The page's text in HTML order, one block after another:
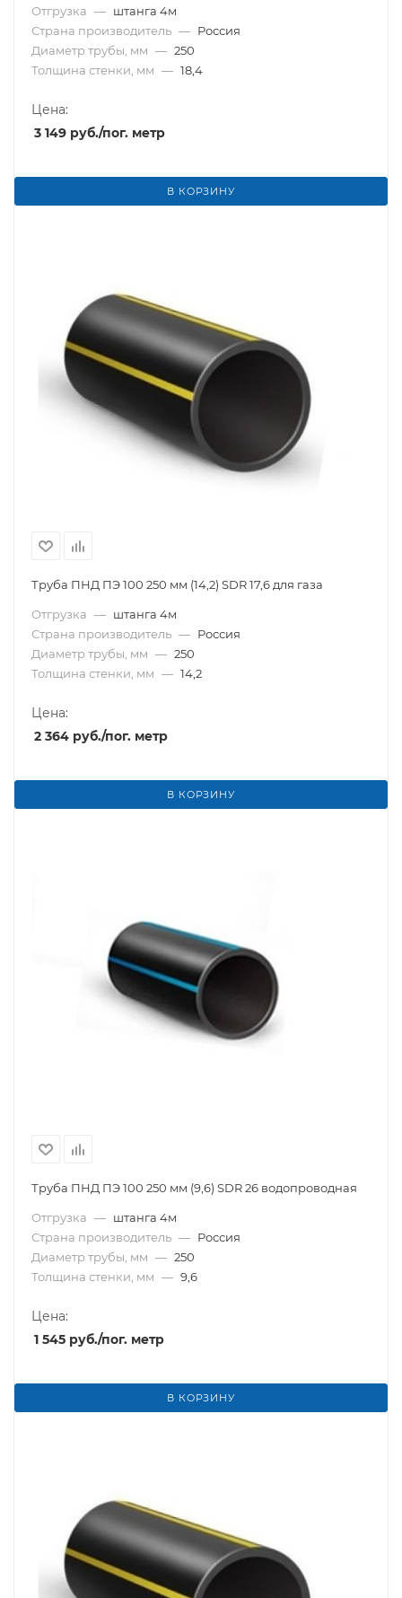
Отгрузка — штанга 4м
Страна производитель — Россия
Диаметр трубы, мм — 250
Толщина стенки, мм — 18,4
Цена:
3 149 руб./пог. метр
В КОРЗИНУ
Труба ПНД ПЭ 100 250 мм (14,2) SDR 17,6 для газа
Отгрузка — штанга 4м
Страна производитель — Россия
Диаметр трубы, мм — 250
Толщина стенки, мм — 14,2
Цена:
2 364 руб./пог. метр
В КОРЗИНУ
Труба ПНД ПЭ 100 250 мм (9,6) SDR 26 водопроводная
Отгрузка — штанга 4м
Страна производитель — Россия
Диаметр трубы, мм — 250
Толщина стенки, мм — 9,6
Цена:
1 545 руб./пог. метр
В КОРЗИНУ